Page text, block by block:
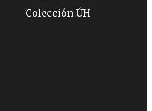
Colección ÚH